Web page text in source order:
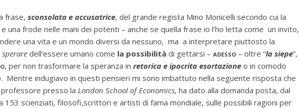
frase, sconsolata e accusatrice, del grande regista Mino Monicelli secondo cui la
e una frode nelle mani dei potenti – anche se quella frase io l’ho letta come un invito,
una vita e un mondo diversi da nessuno, ma a interpretare piuttosto la
dell’essere umano come la possibilità di gettarsi – adesso – oltre “la siepe”,
, per non trasformare la speranza in retorica e ipocrita esortazione o in comodo
. Mentre indugiavo in questi pensieri mi sono imbattuto nella seguente risposta che
professore presso la London School of Economics, ha dato alla domanda posta, dal
153 scienziati, filosofi,scrittori e artisti di fama mondiale, sulle possibili ragioni per